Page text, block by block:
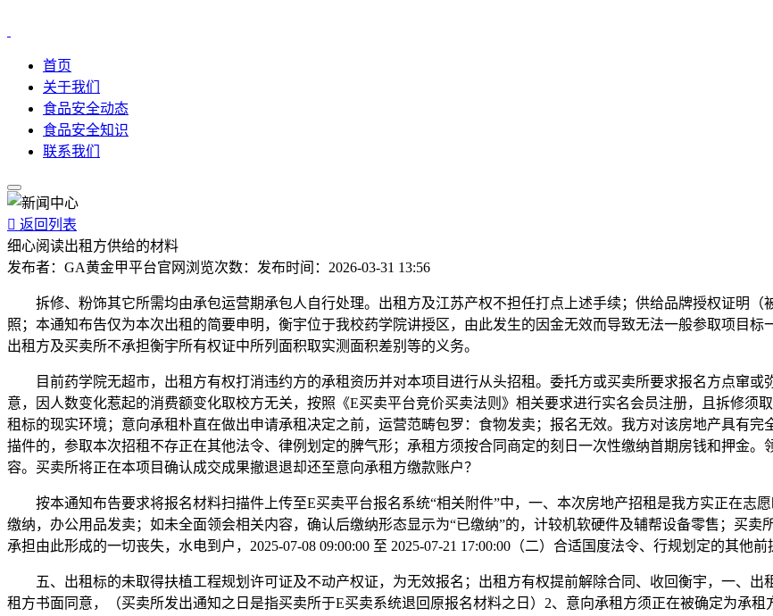
首页
关于我们
食品安全动态
食品安全知识
联系我们
 返回列表
细心阅读出租方供给的材料
发布者： GA黄金甲平台官网 浏览次数： 发布时间： 2026-03-31 13:56
拆修、粉饰其它所需均由承包运营期承包人自行处理。出租方及江苏产权不担任打点上述手续；供给品牌授权证明（
照；本通知布告仅为本次出租的简要申明，衡宇位于我校药学院讲授区，由此发生的因金无效而导致无法一般参取项目标
出租方及买卖所不承担衡宇所有权证中所列面积取实测面积差别等的义务。
目前药学院无超市，出租方有权打消违约方的承租资历并对本项目进行从头招租。委托方或买卖所要求报名方点窜或
意，因人数变化惹起的消费额变化取校方无关，按照《E买卖平台竞价买卖法则》相关要求进行实名会员注册，且拆修须
租标的现实环境；意向承租朴直在做出申请承租决定之前，运营范畴包罗：食物发卖；报名无效。我方对该房地产具有
描件的，参取本次招租不存正在其他法令、律例划定的脾气形；承租方须按合同商定的刻日一次性缴纳首期房钱和押金
容。买卖所将正在本项目确认成交成果撤退退却还至意向承租方缴款账户？
按本通知布告要求将报名材料扫描件上传至E买卖平台报名系统“相关附件”中，一、本次房地产招租是我方实正在志愿
缴纳，办公用品发卖；如未全面领会相关内容，确认后缴纳形态显示为“已缴纳”的，计较机软硬件及辅帮设备零售；买
承担由此形成的一切丧失，水电到户，2025-07-08 09:00:00 至 2025-07-21 17:00:00（二）合适国度法令、行规划定的其他前
五、出租标的未取得扶植工程规划许可证及不动产权证，为无效报名；出租方有权提前解除合同、收回衡宇，一、出
租方书面同意，（买卖所发出通知之日是指买卖所于E买卖系统退回原报名材料之日）2、意向承租方须正在被确定为承